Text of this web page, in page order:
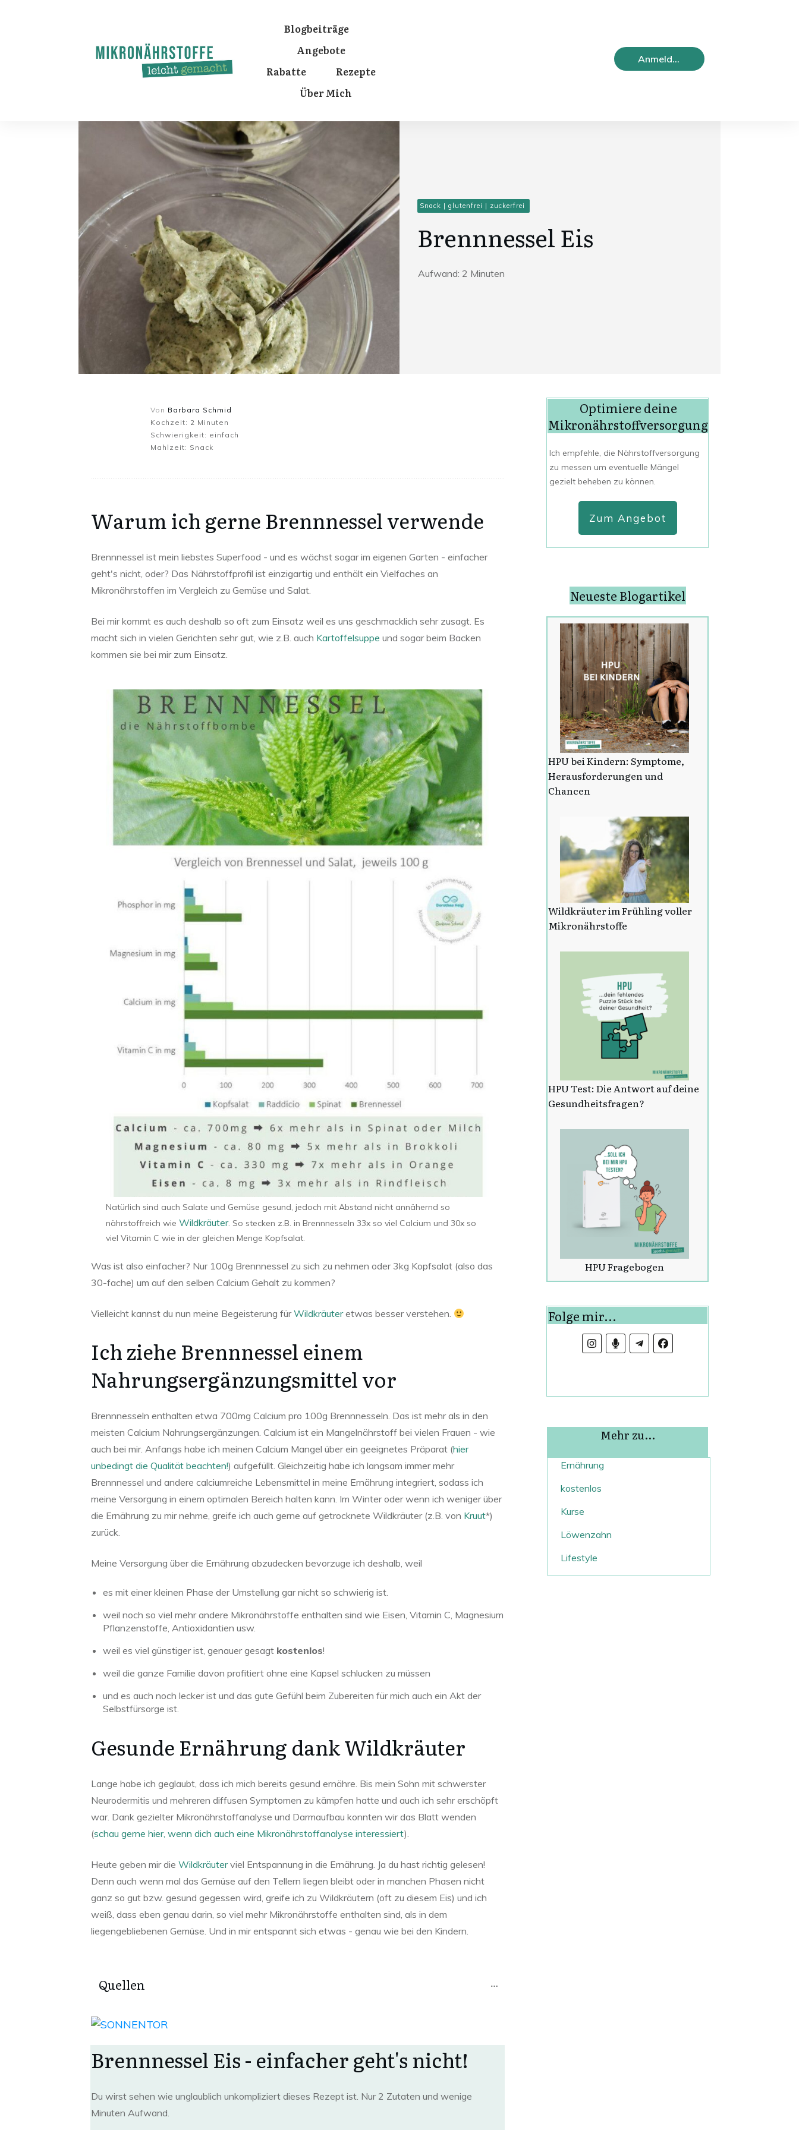
Blogbeiträge
Angebote
Rabatte
Rezepte
Über Mich
Anmelden
Snack | glutenfrei | zuckerfrei
Brennnessel Eis
Aufwand: 2 Minuten
Von Barbara Schmid
Kochzeit: 2 Minuten
Schwierigkeit: einfach
Mahlzeit: Snack
Warum ich gerne Brennnessel verwende
Brennnessel ist mein liebstes Superfood - und es wächst sogar im eigenen Garten - einfacher
geht's nicht, oder? Das Nährstoffprofil ist einzigartig und enthält ein Vielfaches an
Mikronährstoffen im Vergleich zu Gemüse und Salat.
Bei mir kommt es auch deshalb so oft zum Einsatz weil es uns geschmacklich sehr zusagt. Es
macht sich in vielen Gerichten sehr gut, wie z.B. auch Kartoffelsuppe und sogar beim Backen
kommen sie bei mir zum Einsatz.
Natürlich sind auch Salate und Gemüse gesund, jedoch mit Abstand nicht annähernd so
nährstoffreich wie Wildkräuter. So stecken z.B. in Brennnesseln 33x so viel Calcium und 30x so
viel Vitamin C wie in der gleichen Menge Kopfsalat.
Was ist also einfacher? Nur 100g Brennnessel zu sich zu nehmen oder 3kg Kopfsalat (also das
30-fache) um auf den selben Calcium Gehalt zu kommen?
Vielleicht kannst du nun meine Begeisterung fürWildkräuteretwas besser verstehen.
Ich ziehe Brennnessel einem
Nahrungsergänzungsmittel vor
Brennnesseln enthalten etwa 700mg Calcium pro 100g Brennnesseln. Das ist mehr als in den
meisten Calcium Nahrungsergänzungen. Calcium ist ein Mangelnährstoff bei vielen Frauen - wie
auch bei mir. Anfangs habe ich meinen Calcium Mangel über ein geeignetes Präparat (hier
unbedingt die Qualität beachten!) aufgefüllt. Gleichzeitig habe ich langsam immer mehr
Brennnessel und andere calciumreiche Lebensmittel in meine Ernährung integriert, sodass ich
meine Versorgung in einem optimalen Bereich halten kann. Im Winter oder wenn ich weniger über
die Ernährung zu mir nehme, greife ich auch gerne auf getrocknete Wildkräuter (z.B. von Kruut*)
zurück.
Meine Versorgung über die Ernährung abzudecken bevorzuge ich deshalb, weil
es mit einer kleinen Phase der Umstellung gar nicht so schwierig ist.
weil noch so viel mehr andere Mikronährstoffe enthalten sind wie Eisen, Vitamin C, Magnesium
Pflanzenstoffe, Antioxidantien usw.
weil es viel günstiger ist, genauer gesagt kostenlos!
weil die ganze Familie davon profitiert ohne eine Kapsel schlucken zu müssen
und es auch noch lecker ist und das gute Gefühl beim Zubereiten für mich auch ein Akt der
Selbstfürsorge ist.
Gesunde Ernährung dank Wildkräuter
Lange habe ich geglaubt, dass ich mich bereits gesund ernähre. Bis mein Sohn mit schwerster
Neurodermitis und mehreren diffusen Symptomen zu kämpfen hatte und auch ich sehr erschöpft
war. Dank gezielter Mikronährstoffanalyse und Darmaufbau konnten wir das Blatt wenden
(schau gerne hier, wenn dich auch eine Mikronährstoffanalyse interessiert).
Heute geben mir die Wildkräuterviel Entspannung in die Ernährung. Ja du hast richtig gelesen!
Denn auch wenn mal das Gemüse auf den Tellern liegen bleibt oder in manchen Phasen nicht
ganz so gut bzw. gesund gegessen wird, greife ich zu Wildkräutern (oft zu diesem Eis) und ich
weiß, dass eben genau darin, so viel mehr Mikronährstoffe enthalten sind, als in dem
liegengebliebenen Gemüse. Und in mir entspannt sich etwas - genau wie bei den Kindern.
Quellen
Brennnessel Eis - einfacher geht's nicht!
Du wirst sehen wie unglaublich unkompliziert dieses Rezept ist. Nur 2 Zutaten und wenige
Minuten Aufwand.
Optimiere deine
Mikronährstoffversorgung
Ich empfehle, die Nährstoffversorgung
zu messen um eventuelle Mängel
gezielt beheben zu können.
Zum Angebot
Neueste Blogartikel
HPU bei Kindern: Symptome,
Herausforderungen und
Chancen
Wildkräuter im Frühling voller
Mikronährstoffe
HPU Test: Die Antwort auf deine
Gesundheitsfragen?
HPU Fragebogen
Folge mir...
Mehr zu...
Ernährung
kostenlos
Kurse
Löwenzahn
Lifestyle